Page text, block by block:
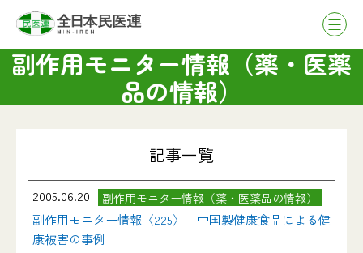
副作用モニター情報（薬・医薬
品の情報）
記事一覧
2005.06.20 副作用モニター情報（薬・医薬品の情報）
副作用モニター情報〈225〉 中国製健康食品による健
康被害の事例